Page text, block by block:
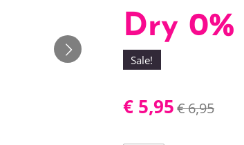
Dry 0%
Sale!
€ 5,95€ 6,95